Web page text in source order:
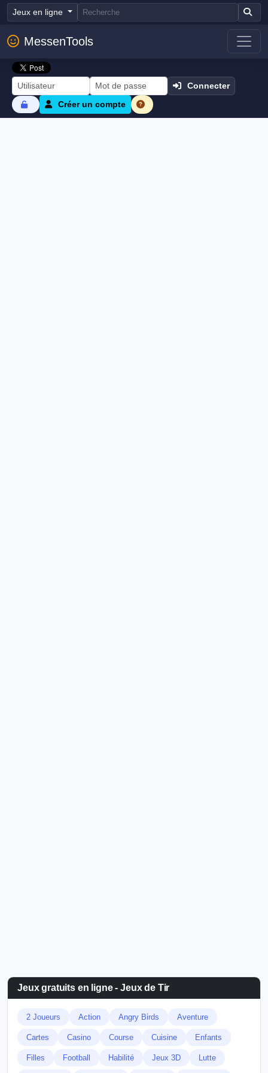
Jeux en ligne
MessenTools
Connecter
Créer un compte
Jeux gratuits en ligne - Jeux de Tir
2 Joueurs Action Angry Birds Aventure
Cartes Casino Course Cuisine Enfants
Filles Football Habilité Jeux 3D Lutte